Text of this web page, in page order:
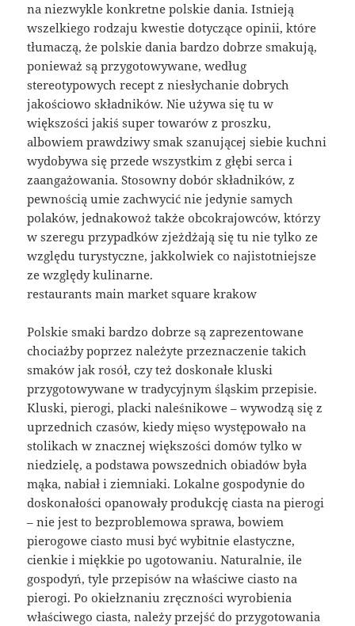
na niezwykle konkretne polskie dania. Istnieją
wszelkiego rodzaju kwestie dotyczące opinii, które
tłumaczą, że polskie dania bardzo dobrze smakują,
ponieważ są przygotowywane, według
stereotypowych recept z niesłychanie dobrych
jakościowo składników. Nie używa się tu w
większości jakiś super towarów z proszku,
albowiem prawdziwy smak szanującej siebie kuchni
wydobywa się przede wszystkim z głębi serca i
zaangażowania. Stosowny dobór składników, z
pewnością umie zachwycić nie jedynie samych
polaków, jednakowoż także obcokrajowców, którzy
w szeregu przypadków zjeżdżają się tu nie tylko ze
względu turystyczne, jakkolwiek co najistotniejsze
ze względy kulinarne.
restaurants main market square krakow
Polskie smaki bardzo dobrze są zaprezentowane
chociażby poprzez należyte przeznaczenie takich
smaków jak rosół, czy też doskonałe kluski
przygotowywane w tradycyjnym śląskim przepisie.
Kluski, pierogi, placki naleśnikowe – wywodzą się z
uprzednich czasów, kiedy mięso występowało na
stolikach w znacznej większości domów tylko w
niedzielę, a podstawa powszednich obiadów była
mąka, nabiał i ziemniaki. Lokalne gospodynie do
doskonałości opanowały produkcję ciasta na pierogi
– nie jest to bezproblemowa sprawa, bowiem
pierogowe ciasto musi być wybitnie elastyczne,
cienkie i miękkie po ugotowaniu. Naturalnie, ile
gospodyń, tyle przepisów na właściwe ciasto na
pierogi. Po okiełznaniu zręczności wyrobienia
właściwego ciasta, należy przejść do przygotowania